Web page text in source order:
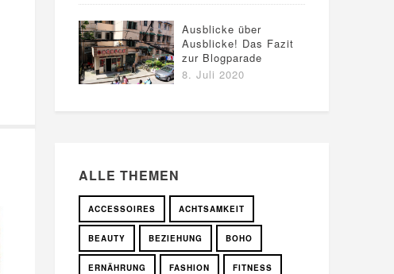
Ausblicke über
Ausblicke! Das Fazit
zur Blogparade
8. Juli 2020
ALLE THEMEN
ACCESSOIRES ACHTSAMKEIT
BEAUTY BEZIEHUNG BOHO
ERNÄHRUNG FASHION FITNESS